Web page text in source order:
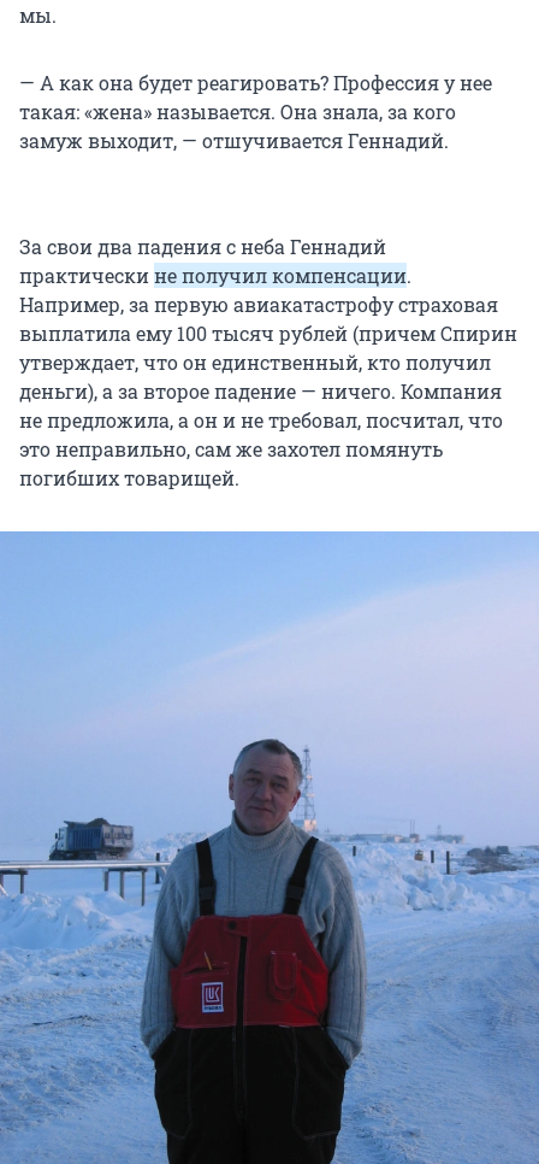
мы.
— А как она будет реагировать? Профессия у нее
такая: «жена» называется. Она знала, за кого
замуж выходит, — отшучивается Геннадий.
За свои два падения с неба Геннадий
практическине получил компенсации.
Например, за первую авиакатастрофу страховая
выплатила ему 100 тысяч рублей (причем Спирин
утверждает, что он единственный, кто получил
деньги), а за второе падение — ничего. Компания
не предложила, а он и не требовал, посчитал, что
это неправильно, сам же захотел помянуть
погибших товарищей.